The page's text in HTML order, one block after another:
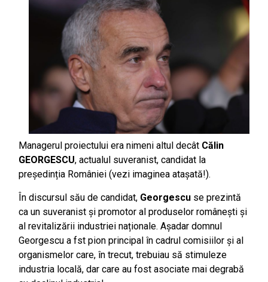
Managerul proiectului era nimeni altul decât Călin
GEORGESCU, actualul suveranist, candidat la
președinția României (vezi imaginea atașată!).
În discursul său de candidat, Georgescu se prezintă
ca un suveranist și promotor al produselor românești și
al revitalizării industriei naționale. Așadar domnul
Georgescu a fst pion principal în cadrul comisiilor și al
organismelor care, în trecut, trebuiau să stimuleze
industria locală, dar care au fost asociate mai degrabă